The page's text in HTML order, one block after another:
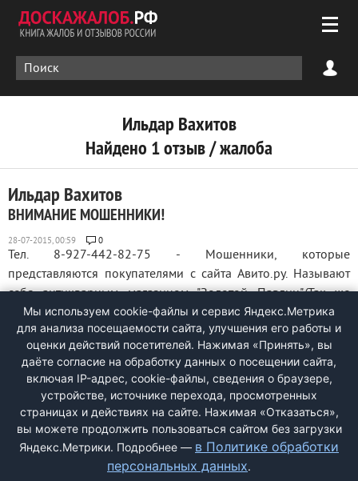
Ильдар Вахитов
Найдено 1 отзыв / жалоба
Ильдар Вахитов
ВНИМАНИЕ МОШЕННИКИ!
0
Тел. 8-927-442-82-75 - Мошенники, которые
представляются покупателями с сайта Авито.ру. Называют
себя антикварным магазином "Золотой Павлин".(Так же
могут представляться как магазин "Екатерина", магазин
автозапчастей "Би-Би", магазин автозапчастей Камаз, и.т.д.
Якобы ...
ДОБАВИТЬ ЖАЛОБУ
КОНТАКТЫ
Мы используем cookie-файлы и сервис Яндекс.Метрика
для анализа посещаемости сайта, улучшения его работы и
оценки действий посетителей. Нажимая «Принять», вы
даёте согласие на обработку данных о посещении сайта,
включая IP-адрес, cookie-файлы, сведения о браузере,
устройстве, источнике перехода, просмотренных
страницах и действиях на сайте. Нажимая «Отказаться»,
вы можете продолжить пользоваться сайтом без загрузки
Яндекс.Метрики. Подробнее — в Политике обработки
персональных данных.